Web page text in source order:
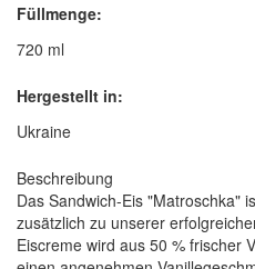
Füllmenge:
720 ml
Hergestellt in:
Ukraine
Beschreibung
Das Sandwich-Eis "Matroschka"
zusätzlich zu unserer
Eiscreme wird aus 50 % frischer